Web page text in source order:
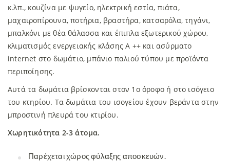
κ.λπ., κουζίνα με ψυγείο, ηλεκτρική εστία, πιάτα,
μαχαιροπίρουνα, ποτήρια, βραστήρα, κατσαρόλα, τηγάνι,
μπαλκόνι με θέα θάλασσα και έπιπλα εξωτερικού χώρου,
κλιματισμός ενεργειακής κλάσης A ++ και ασύρματο
internet στο δωμάτιο, μπάνιο παλιού τύπου με προϊόντα
περιποίησης.
Αυτά τα δωμάτια βρίσκονται στον 1ο όροφο ή στο ισόγειο
του κτηρίου. Τα δωμάτια του ισογείου έχουν βεράντα στην
μπροστινή πλευρά του κτιρίου.
Χωρητικότητα 2-3 άτομα.
Παρέχεται χώρος φύλαξης αποσκευών.